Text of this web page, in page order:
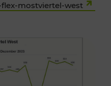
mostviertel-west